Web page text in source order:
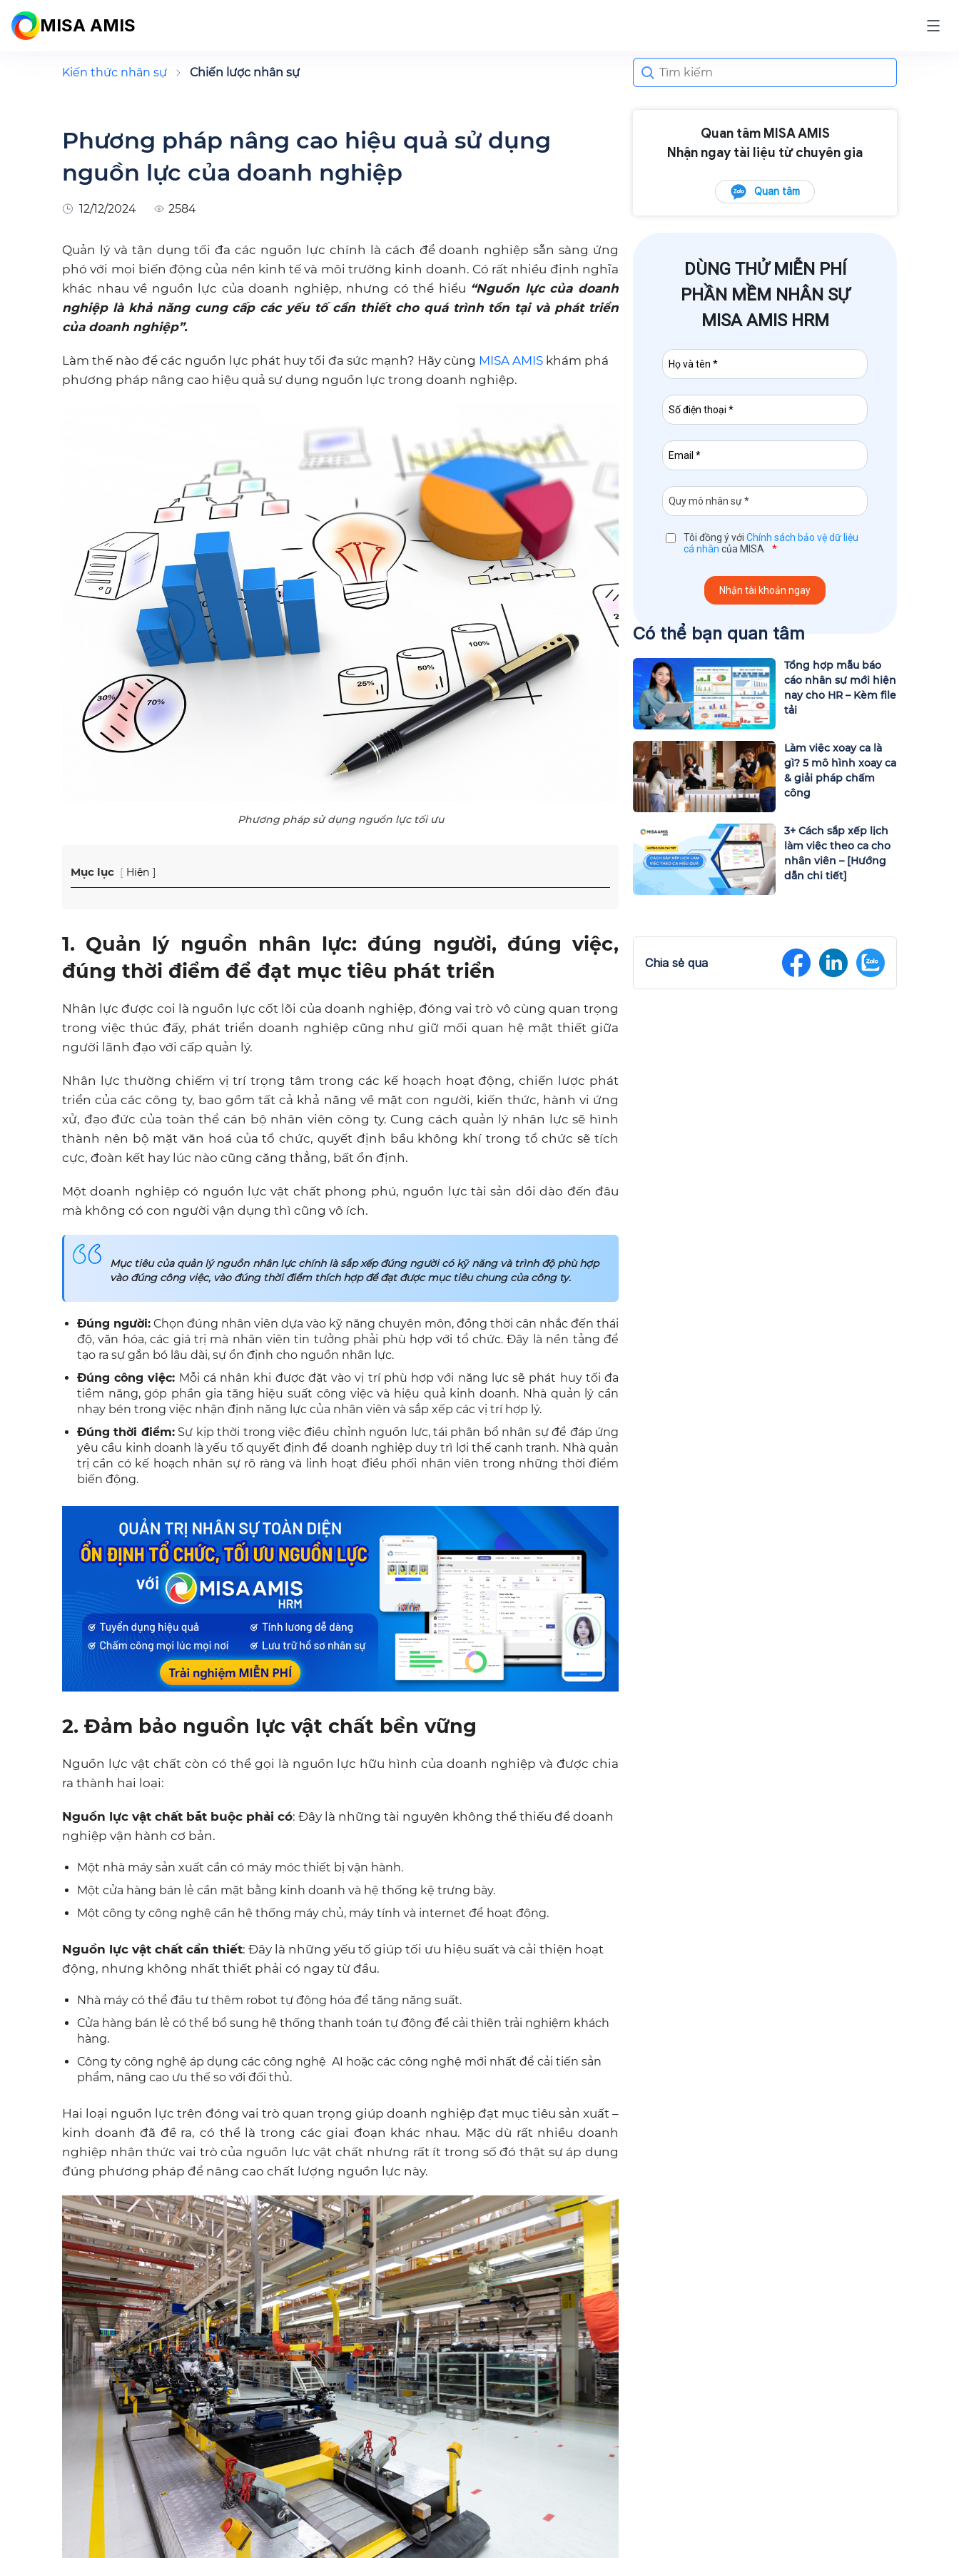
MISA AMIS
Kiến thức nhân sự Chiến lược nhân sự
Search
for:
Phương pháp nâng cao hiệu quả sử dụng
nguồn lực của doanh nghiệp
12/12/2024 2584
Quản lý và tận dụng tối đa các nguồn lực chính là cách để doanh nghiệp sẵn sàng ứng
phó với mọi biến động của nền kinh tế và môi trường kinh doanh. Có rất nhiều định nghĩa
khác nhau về nguồn lực của doanh nghiệp, nhưng có thể hiểu “Nguồn lực của doanh
nghiệp là khả năng cung cấp các yếu tố cần thiết cho quá trình tồn tại và phát triển
của doanh nghiệp”.
Làm thế nào để các nguồn lực phát huy tối đa sức mạnh? Hãy cùng MISA AMIS khám phá
phương pháp nâng cao hiệu quả sự dụng nguồn lực trong doanh nghiệp.
Phương pháp sử dụng nguồn lực tối ưu
Mục lục Hiện
1. Quản lý nguồn nhân lực: đúng người, đúng việc,
đúng thời điểm để đạt mục tiêu phát triển
Nhân lực được coi là nguồn lực cốt lõi của doanh nghiệp, đóng vai trò vô cùng quan trọng
trong việc thúc đấy, phát triển doanh nghiệp cũng như giữ mối quan hệ mật thiết giữa
người lãnh đạo với cấp quản lý.
Nhân lực thường chiếm vị trí trọng tâm trong các kế hoạch hoạt động, chiến lược phát
triển của các công ty, bao gồm tất cả khả năng về mặt con người, kiến thức, hành vi ứng
xử, đạo đức của toàn thể cán bộ nhân viên công ty. Cung cách quản lý nhân lực sẽ hình
thành nên bộ mặt văn hoá của tổ chức, quyết định bầu không khí trong tổ chức sẽ tích
cực, đoàn kết hay lúc nào cũng căng thẳng, bất ổn định.
Một doanh nghiệp có nguồn lực vật chất phong phú, nguồn lực tài sản dồi dào đến đâu
mà không có con người vận dụng thì cũng vô ích.
Mục tiêu của quản lý nguồn nhân lực chính là sắp xếp đúng người có kỹ năng và trình độ phù hợp
vào đúng công việc, vào đúng thời điểm thích hợp để đạt được mục tiêu chung của công ty.
Đúng người: Chọn đúng nhân viên dựa vào kỹ năng chuyên môn, đồng thời cân nhắc đến thái
độ, văn hóa, các giá trị mà nhân viên tin tưởng phải phù hợp với tổ chức. Đây là nền tảng để
tạo ra sự gắn bó lâu dài, sự ổn định cho nguồn nhân lực.
Đúng công việc: Mỗi cá nhân khi được đặt vào vị trí phù hợp với năng lực sẽ phát huy tối đa
tiềm năng, góp phần gia tăng hiệu suất công việc và hiệu quả kinh doanh. Nhà quản lý cần
nhạy bén trong việc nhận định năng lực của nhân viên và sắp xếp các vị trí hợp lý.
Đúng thời điểm:Sự kịp thời trong việc điều chỉnh nguồn lực, tái phân bổ nhân sự để đáp ứng
yêu cầu kinh doanh là yếu tố quyết định để doanh nghiệp duy trì lợi thế cạnh tranh. Nhà quản
trị cần có kế hoạch nhân sự rõ ràng và linh hoạt điều phối nhân viên trong những thời điểm
biến động.
2. Đảm bảo nguồn lực vật chất bền vững
Nguồn lực vật chất còn có thể gọi là nguồn lực hữu hình của doanh nghiệp và được chia
ra thành hai loại:
Nguồn lực vật chất bắt buộc phải có: Đây là những tài nguyên không thể thiếu để doanh
nghiệp vận hành cơ bản.
Một nhà máy sản xuất cần có máy móc thiết bị vận hành.
Một cửa hàng bán lẻ cần mặt bằng kinh doanh và hệ thống kệ trưng bày.
Một công ty công nghệ cần hệ thống máy chủ, máy tính và internet để hoạt động.
Nguồn lực vật chất cần thiết: Đây là những yếu tố giúp tối ưu hiệu suất và cải thiện hoạt
động, nhưng không nhất thiết phải có ngay từ đầu.
Nhà máy có thể đầu tư thêm robot tự động hóa để tăng năng suất.
Cửa hàng bán lẻ có thể bổ sung hệ thống thanh toán tự động để cải thiện trải nghiệm khách
hàng.
Công ty công nghệ áp dụng các công nghệ AI hoặc các công nghệ mới nhất để cải tiến sản
phẩm, nâng cao ưu thế so với đối thủ.
Hai loại nguồn lực trên đóng vai trò quan trọng giúp doanh nghiệp đạt mục tiêu sản xuất –
kinh doanh đã đề ra, có thể là trong các giai đoạn khác nhau. Mặc dù rất nhiều doanh
nghiệp nhận thức vai trò của nguồn lực vật chất nhưng rất ít trong số đó thật sự áp dụng
đúng phương pháp để nâng cao chất lượng nguồn lực này.
Quan tâm MISA AMIS
Nhận ngay tài liệu từ chuyên gia
Quan tâm
DÙNG THỬ MIỄN PHÍ
PHẦN MỀM NHÂN SỰ
MISA AMIS HRM
Tôi đồng ý với Chính sách bảo vệ dữ liệu
cá nhân của MISA *
Có thể bạn quan tâm
Tổng hợp mẫu báo
cáo nhân sự mới hiện
nay cho HR – Kèm file
tải
Làm việc xoay ca là
gì? 5 mô hình xoay ca
& giải pháp chấm
công
3+ Cách sắp xếp lịch
làm việc theo ca cho
nhân viên – [Hướng
dẫn chi tiết]
Chia sẻ qua